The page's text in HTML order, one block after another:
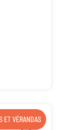
ET VÉRANDAS